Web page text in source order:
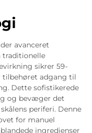
avanceret
traditionelle
sikrer 59-
adgang til
Dette sofistikerede
og bevæger det
periferi. Denne
for manuel
ingredienser